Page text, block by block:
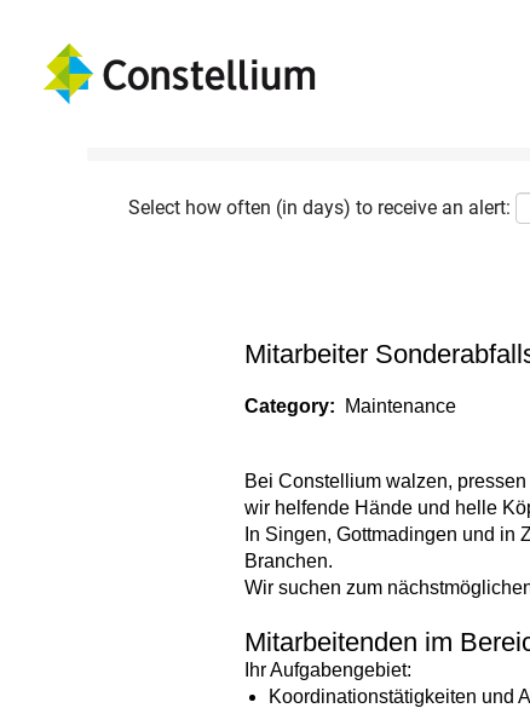
Show More Options
Select how often (in days) to receive an alert:
Mitarbeiter
Category: Maintenance
Bei Constellium walzen,
wir helfende Hände und helle
In Singen, Gottmadingen und
Branchen.
Wir suchen zum
Mitarbeitenden im
Ihr Aufgabengebiet:
Koordinationstätigkeiten und